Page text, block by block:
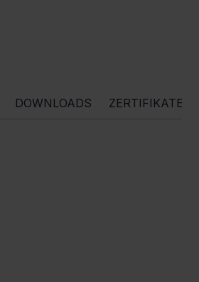
ZERTIFIKATE
DOWNLOADS